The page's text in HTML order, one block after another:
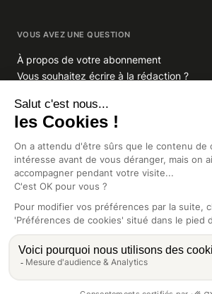
VOUS AVEZ UNE QUESTION
À propos de votre abonnement
Vous souhaitez écrire à la rédaction ?
GROUPE INDIGO PUBLICATIONS
En savoir plus sur Indigo Publications
La Lettre
Glitz.paris
Africa Intelligence
Intelligence Online